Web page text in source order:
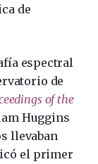
de
espectral
de
of the
Huggins
llevaban
el primer